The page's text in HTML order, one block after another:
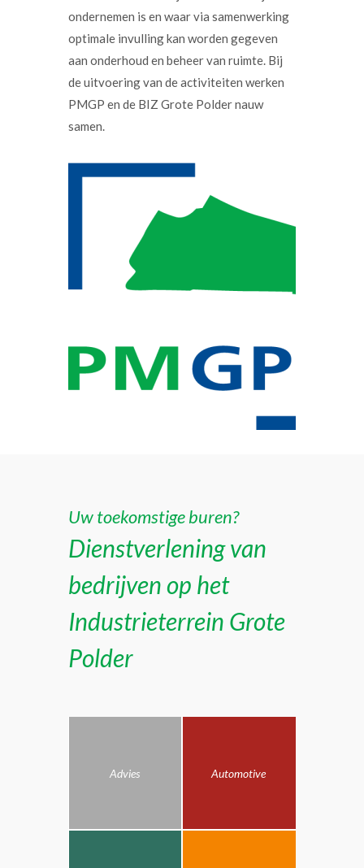
ondernemen is en waar via samenwerking
optimale invulling kan worden gegeven
aan onderhoud en beheer van ruimte. Bij
de uitvoering van de activiteiten werken
PMGP en de BIZ Grote Polder nauw
samen.
Uw toekomstige buren?
Dienstverlening van
bedrijven op het
Industrieterrein Grote
Polder
Advies Automotive